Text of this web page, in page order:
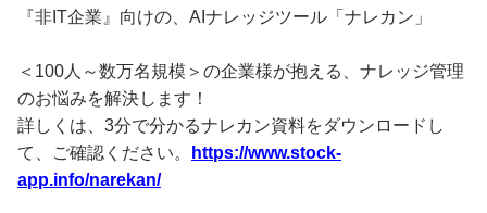
『非IT企業』向けの、AIナレッジツール「ナレカン」
＜100人～数万名規模＞の企業様が抱える、ナレッジ管理
のお悩みを解決します！
詳しくは、3分で分かるナレカン資料をダウンロードし
て、ご確認ください。
https://www.stock-
app.info/narekan/